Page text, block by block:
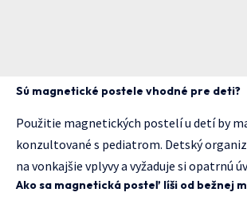
Sú magnetické postele vhodné pre deti?
Použitie magnetických postelí u detí by
konzultované s pediatrom. Detský
na vonkajšie vplyvy a vyžaduje si opatrnú
Ako sa magnetická posteľ líši od bežnej